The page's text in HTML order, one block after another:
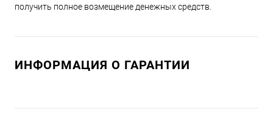
получить полное возмещение денежных средств.
ИНФОРМАЦИЯ О ГАРАНТИИ